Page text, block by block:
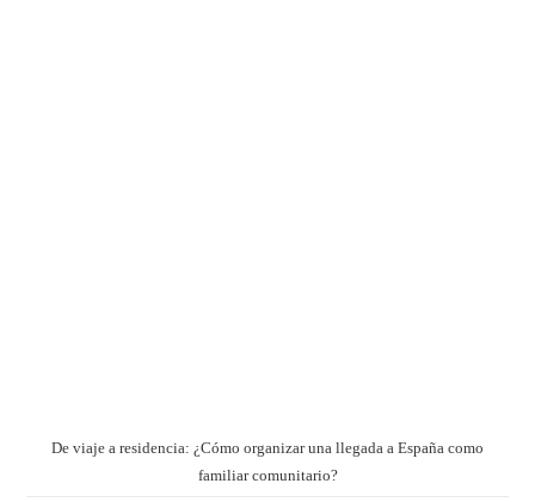
De viaje a residencia: ¿Cómo organizar una llegada a España como
familiar comunitario?